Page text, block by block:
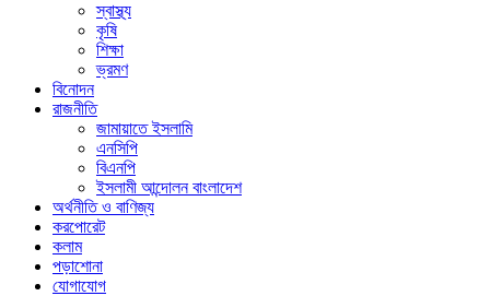
স্বাস্থ্য
কৃষি
শিক্ষা
ভ্রমণ
বিনোদন
রাজনীতি
জামায়াতে ইসলামি
এনসিপি
বিএনপি
ইসলামী আন্দোলন বাংলাদেশ
অর্থনীতি ও বাণিজ্য
করপোরেট
কলাম
পড়াশোনা
যোগাযোগ